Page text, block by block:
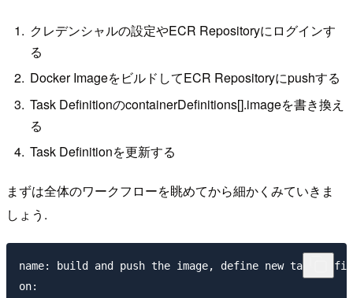
クレデンシャルの設定やECR Repositoryにログインす
る
Docker ImageをビルドしてECR Repositoryにpushする
Task DefinitionのcontainerDefinitions[].imageを書き換え
る
Task Definitionを更新する
まずは全体のワークフローを眺めてから細かくみていきま
しょう.
name: build and push the image, define new task
on: